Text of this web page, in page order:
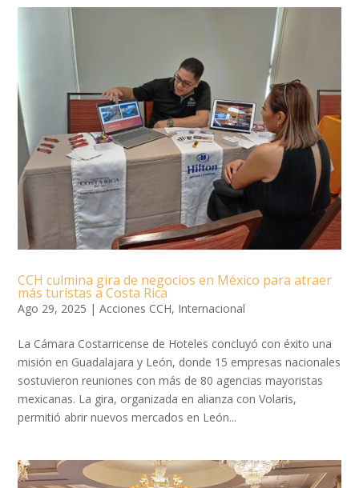
CCH culmina gira de negocios en México para atraer
más turistas a Costa Rica
Ago 29, 2025 |Acciones CCH, Internacional
La Cámara Costarricense de Hoteles concluyó con éxito una
misión en Guadalajara y León, donde 15 empresas nacionales
sostuvieron reuniones con más de 80 agencias mayoristas
mexicanas. La gira, organizada en alianza con Volaris,
permitió abrir nuevos mercados en León...